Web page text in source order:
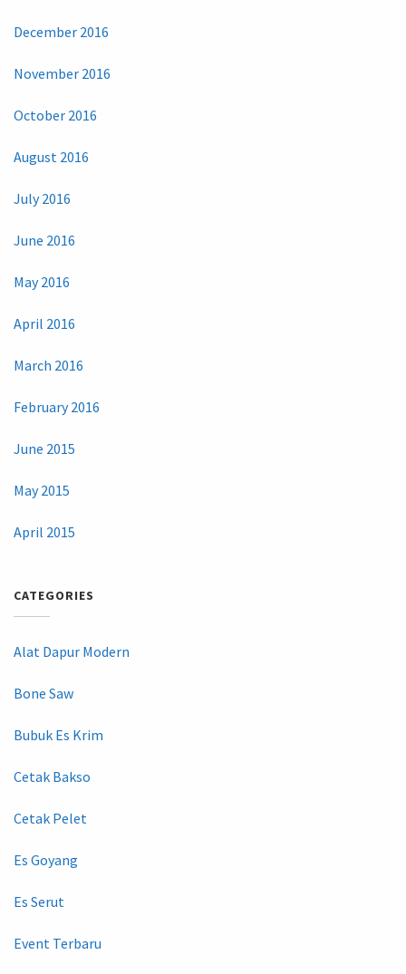
December 2016
November 2016
October 2016
August 2016
July 2016
June 2016
May 2016
April 2016
March 2016
February 2016
June 2015
May 2015
April 2015
CATEGORIES
Alat Dapur Modern
Bone Saw
Bubuk Es Krim
Cetak Bakso
Cetak Pelet
Es Goyang
Es Serut
Event Terbaru